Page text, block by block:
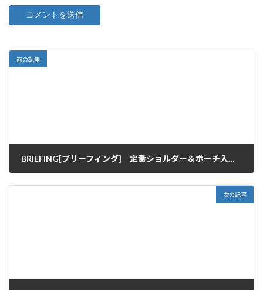
前の記事
BRIEFING[ブリーフィング] 定番ショルダー＆ポーチ入荷♪
次の記事